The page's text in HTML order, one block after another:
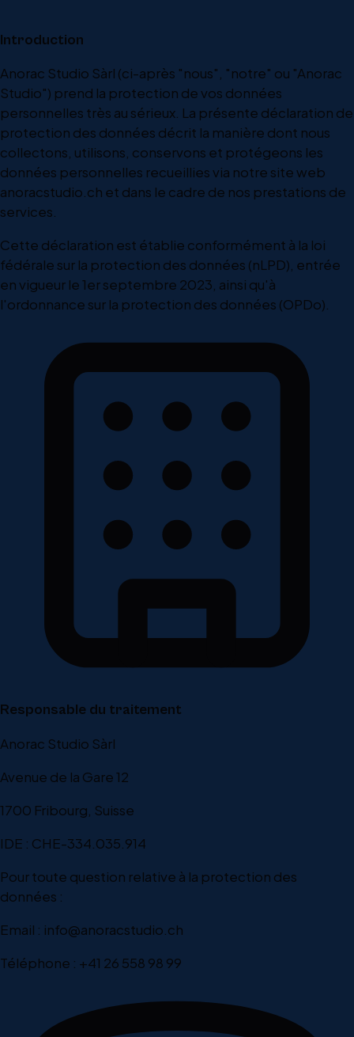
Introduction
Anorac Studio Sàrl (ci-après "nous", "notre" ou "Anorac
Studio") prend la protection de vos données
personnelles très au sérieux. La présente déclaration de
protection des données décrit la manière dont nous
collectons, utilisons, conservons et protégeons les
données personnelles recueillies via notre site web
anoracstudio.ch et dans le cadre de nos prestations de
services.
Cette déclaration est établie conformément à la loi
fédérale sur la protection des données (nLPD), entrée
en vigueur le 1er septembre 2023, ainsi qu'à
l'ordonnance sur la protection des données (OPDo).
Responsable du traitement
Anorac Studio Sàrl
Avenue de la Gare 12
1700 Fribourg, Suisse
IDE : CHE-334.035.914
Pour toute question relative à la protection des
données :
Email : info@anoracstudio.ch
Téléphone : +41 26 558 98 99